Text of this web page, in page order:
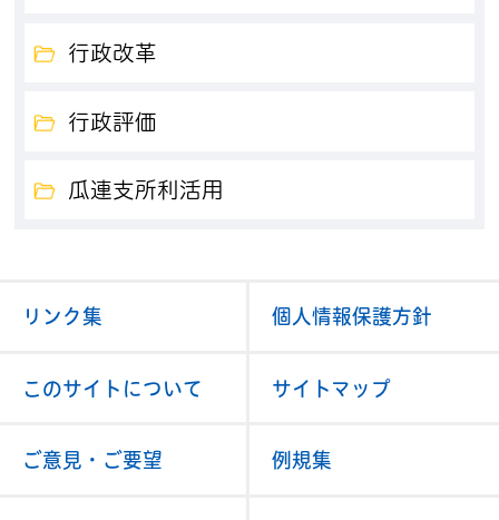
行政改革
行政評価
瓜連支所利活用
リンク集 個人情報保護方針
このサイトについて サイトマップ
ご意見・ご要望 例規集